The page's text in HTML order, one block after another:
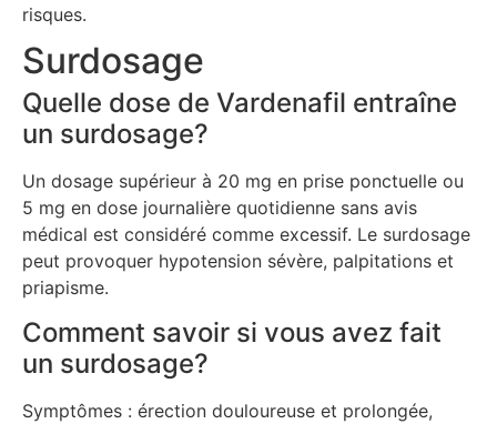
risques.
Surdosage
Quelle dose de Vardenafil entraîne
un surdosage?
Un dosage supérieur à 20 mg en prise ponctuelle ou
5 mg en dose journalière quotidienne sans avis
médical est considéré comme excessif. Le surdosage
peut provoquer hypotension sévère, palpitations et
priapisme.
Comment savoir si vous avez fait
un surdosage?
Symptômes : érection douloureuse et prolongée,